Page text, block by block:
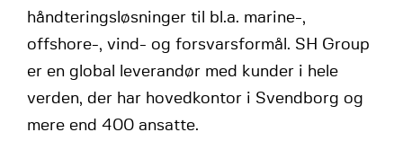
håndteringsløsninger til bl.a. marine-,
offshore-, vind- og forsvarsformål. SH Group
er en global leverandør med kunder i hele
verden, der har hovedkontor i Svendborg og
mere end 400 ansatte.